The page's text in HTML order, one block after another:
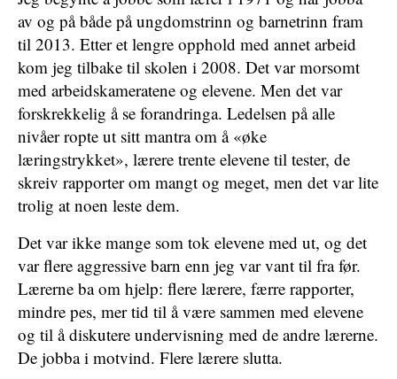
av og på både på ungdomstrinn og barnetrinn fram
til 2013. Etter et lengre opphold med annet arbeid
kom jeg tilbake til skolen i 2008. Det var morsomt
med arbeidskameratene og elevene. Men det var
forskrekkelig å se forandringa. Ledelsen på alle
nivåer ropte ut sitt mantra om å «øke
læringstrykket», lærere trente elevene til tester, de
skreiv rapporter om mangt og meget, men det var lite
trolig at noen leste dem.
Det var ikke mange som tok elevene med ut, og det
var flere aggressive barn enn jeg var vant til fra før.
Lærerne ba om hjelp: flere lærere, færre rapporter,
mindre pes, mer tid til å være sammen med elevene
og til å diskutere undervisning med de andre lærerne.
De jobba i motvind. Flere lærere slutta.